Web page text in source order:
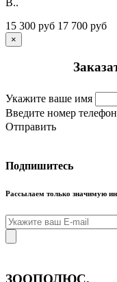
В..
15 300 руб 17 700 руб
×
Укажите ваше имя
Введите номер
Отправить
Подпишитесь
Рассылаем только значимую
ЗООПОЛЮС.